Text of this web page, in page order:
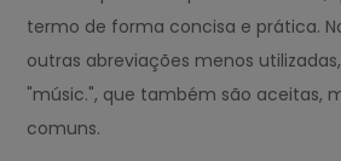
termo de forma concisa e prática.
outras abreviações menos
"músic.", que também são aceitas,
comuns.